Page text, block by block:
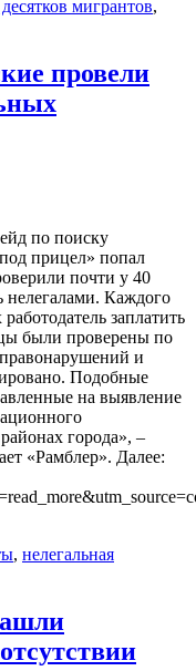
мигрантов,
провели
по поиску
прицел» попал
почти у 40
нелегалами. Каждого
заплатить
были проверены по
и
Подобные
на выявление
города», –
«Рамблер». Далее:
, нелегальная